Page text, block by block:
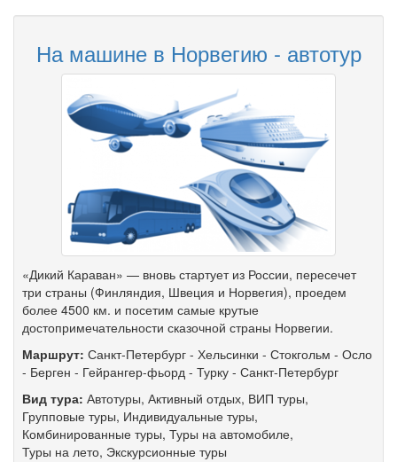
На машине в Норвегию - автотур
«Дикий Караван» — вновь стартует из России, пересечет
три страны (Финляндия, Швеция и Норвегия), проедем
более 4500 км. и посетим самые крутые
достопримечательности сказочной страны Норвегии.
Маршрут: Санкт-Петербург - Хельсинки - Стокгольм - Осло
- Берген - Гейрангер-фьорд - Турку - Санкт-Петербург
Вид тура: Автотуры, Активный отдых, ВИП туры,
Групповые туры, Индивидуальные туры,
Комбинированные туры, Туры на автомобиле,
Туры на лето, Экскурсионные туры